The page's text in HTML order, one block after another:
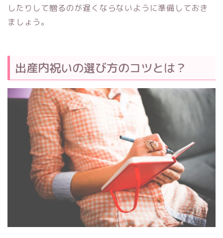
したりして贈るのが遅くならないように準備しておき
ましょう。
出産内祝いの選び方のコツとは？